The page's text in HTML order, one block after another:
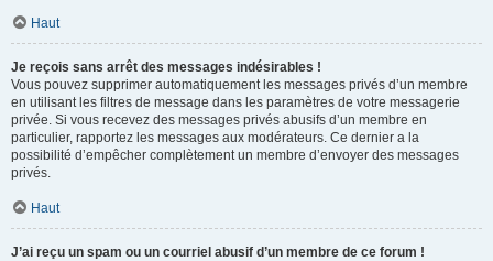
Haut
Je reçois sans arrêt des messages indésirables !
Vous pouvez supprimer automatiquement les messages privés d’un membre
en utilisant les filtres de message dans les paramètres de votre messagerie
privée. Si vous recevez des messages privés abusifs d’un membre en
particulier, rapportez les messages aux modérateurs. Ce dernier a la
possibilité d’empêcher complètement un membre d’envoyer des messages
privés.
Haut
J’ai reçu un spam ou un courriel abusif d’un membre de ce forum !